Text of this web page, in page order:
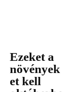
Ezeket a
növények
et kell